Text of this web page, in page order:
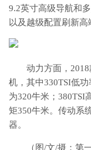
9.2英寸高级导航和
以及越级配置刷新高
动力方面，
机，其中330TSI低
为320牛米；380TSI
矩350牛米。传动系
器。
（图/文/摄：第